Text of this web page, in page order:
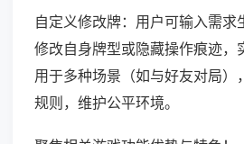
自定义修改牌：用户可输入需求
修改自身牌型或隐藏操作痕迹，
用于多种场景（如与好友对局）
规则，维护公平环境。